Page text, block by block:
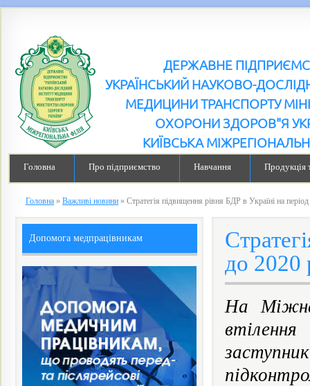
ДЕРЖАВНЕ
УКРАЇНСЬКИЙ НАУКОВО-
МЕДИЦИНИ ТРАНСПОРТУ
ОХОРОНИ ЗДОРОВ"Я
КИЇВСЬКА
Головна Про підприємство Навчання Продукція
Головна » Важливі новини » Стратегія підвищення рівня БДР в Україні на
до 2020
На
Допомога медпрацівникам